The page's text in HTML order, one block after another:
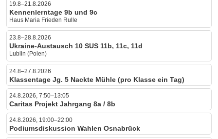
19.8–21.8.2026
Kennenlerntage 9b und 9c
Haus Maria Frieden Rulle
23.8–28.8.2026
Ukraine-Austausch 10 SUS 11b, 11c, 11d
Lublin (Polen)
24.8–27.8.2026
Klassentage Jg. 5 Nackte Mühle (pro Klasse ein Tag)
24.8.2026, 7:50–13:05
Caritas Projekt Jahrgang 8a / 8b
24.8.2026, 19:00–22:00
Podiumsdiskussion Wahlen Osnabrück